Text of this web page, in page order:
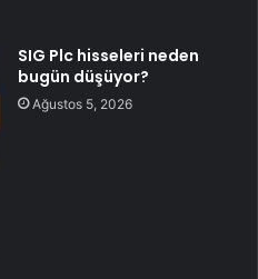
SIG Plc hisseleri neden
bugün düşüyor?
Ağustos 5, 2026